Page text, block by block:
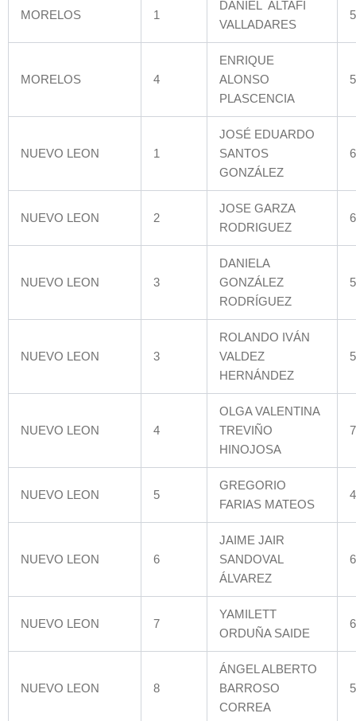
MORELOS 1
DANIEL ALTAFI
VALLADARES
MORELOS 4
ENRIQUE
ALONSO
PLASCENCIA
NUEVO LEON 1
JOSÉ EDUARDO
SANTOS
GONZÁLEZ
NUEVO LEON 2
JOSE GARZA
RODRIGUEZ
NUEVO LEON 3
DANIELA
GONZÁLEZ
RODRÍGUEZ
NUEVO LEON 3
ROLANDO IVÁN
VALDEZ
HERNÁNDEZ
NUEVO LEON 4
OLGA VALENTINA
TREVIÑO
HINOJOSA
NUEVO LEON 5
GREGORIO
FARIAS MATEOS
NUEVO LEON 6
JAIME JAIR
SANDOVAL
ÁLVAREZ
NUEVO LEON 7
YAMILETT
ORDUÑA SAIDE
NUEVO LEON 8
ÁNGEL ALBERTO
BARROSO
CORREA